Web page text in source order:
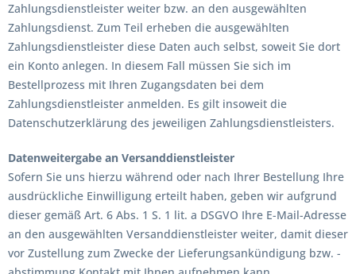
Zahlungsdienstleister weiter bzw. an den ausgewählten
Zahlungsdienst. Zum Teil erheben die ausgewählten
Zahlungsdienstleister diese Daten auch selbst, soweit Sie dort
ein Konto anlegen. In diesem Fall müssen Sie sich im
Bestellprozess mit Ihren Zugangsdaten bei dem
Zahlungsdienstleister anmelden. Es gilt insoweit die
Datenschutzerklärung des jeweiligen Zahlungsdienstleisters.
Datenweitergabe an Versanddienstleister
Sofern Sie uns hierzu während oder nach Ihrer Bestellung Ihre
ausdrückliche Einwilligung erteilt haben, geben wir aufgrund
dieser gemäß Art. 6 Abs. 1 S. 1 lit. a DSGVO Ihre E-Mail-Adresse
an den ausgewählten Versanddienstleister weiter, damit dieser
vor Zustellung zum Zwecke der Lieferungsankündigung bzw. -